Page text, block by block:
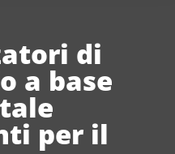
di
a base
per il